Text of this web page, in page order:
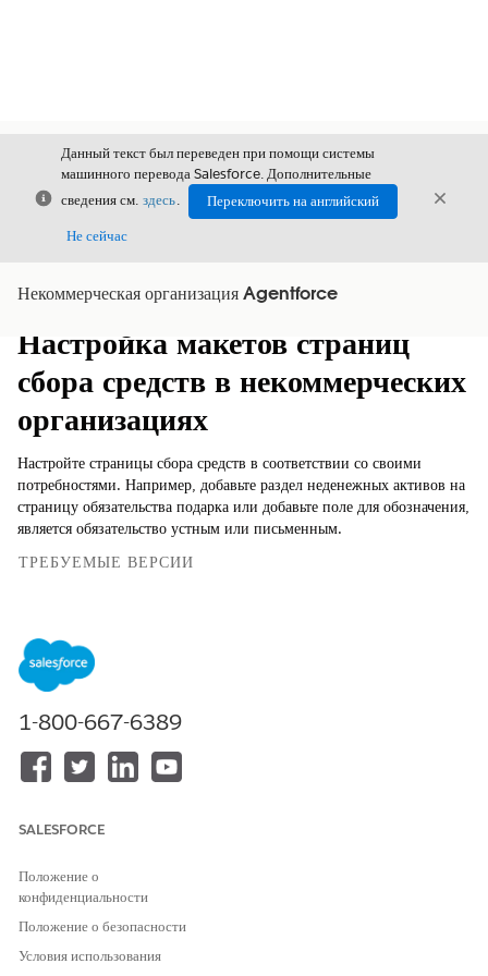
Закрыть
Данный текст был переведен при помощи системы
машинного перевода Salesforce. Дополнительные
сведения см. здесь.
Переключить на английский
Не сейчас
Некоммерческая организация Agentforce
Показать содержание
Содержание
Настройка макетов страниц
сбора средств в некоммерческих
организациях
Настройте страницы сбора средств в соответствии со своими
потребностями. Например, добавьте раздел неденежных активов на
страницу обязательства подарка или добавьте поле для обозначения,
является обязательство устным или письменным.
ТРЕБУЕМЫЕ ВЕРСИИ
Доступно в: Lightning Experience
Доступно в: выпусках
Developerс Education Cloud
Доступно в версиях: Версии
Edition и
DeveloperEdition с Nonprofit Cloud
ПРИМЕЧАНИЕМакеты страниц обновляются только после
кэширования метаданных объекта. Для более быстрого
просмотра изменений страницы выйдите из системы, а потом
1-800-667-6389
SALESFORCE
Положение о
конфиденциальности
Положение о безопасности
Условия использования